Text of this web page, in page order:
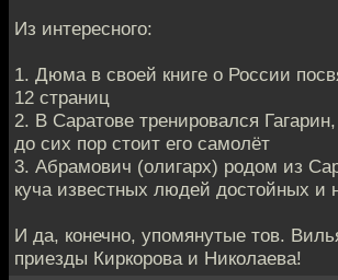
Из интересного:
1. Дюма в своей книге о России
12 страниц
2. В Саратове тренировался
до сих пор стоит его самолёт
3. Абрамович (олигарх) родом из
куча известных людей достойных и
И да, конечно, упомянутые тов.
приезды Киркорова и Николаева!